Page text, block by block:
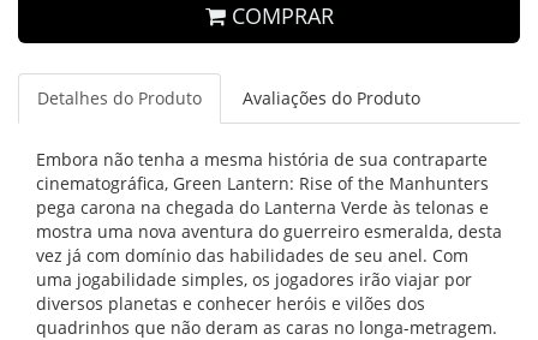
COMPRAR
Detalhes do Produto Avaliações do Produto
Embora não tenha a mesma história de sua contraparte
cinematográfica, Green Lantern: Rise of the Manhunters
pega carona na chegada do Lanterna Verde às telonas e
mostra uma nova aventura do guerreiro esmeralda, desta
vez já com domínio das habilidades de seu anel. Com
uma jogabilidade simples, os jogadores irão viajar por
diversos planetas e conhecer heróis e vilões dos
quadrinhos que não deram as caras no longa-metragem.